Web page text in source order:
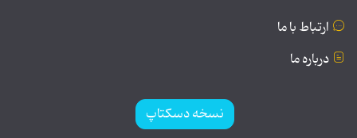
ارتباط با ما
درباره ما
نسخه دسکتاپ